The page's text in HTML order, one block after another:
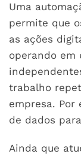
Uma
permite que
as ações
operando em
trabalho
empresa. Por
de dados
Ainda que